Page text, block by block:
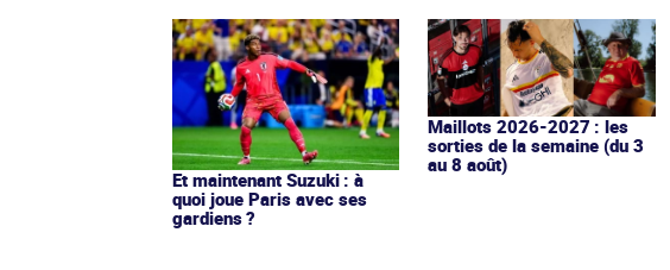
Et maintenant Suzuki : à
quoi joue Paris avec ses
gardiens ?
Maillots 2026-2027 : les
sorties de la semaine (du 3
au 8 août)